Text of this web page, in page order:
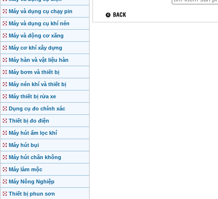
Máy và dụng cụ chạy pin
Máy và dụng cụ khí nén
Máy và động cơ xăng
Máy cơ khí xây dựng
Máy hàn và vật liệu hàn
Máy bơm và thiết bị
Máy nén khí và thiết bị
Máy thiết bị rửa xe
Dụng cụ đo chính xác
Thiết bị đo điện
Máy hút ẩm lọc khí
Máy hút bụi
Máy hút chân không
Máy làm mộc
Máy Nông Nghiệp
Thiết bị phun sơn